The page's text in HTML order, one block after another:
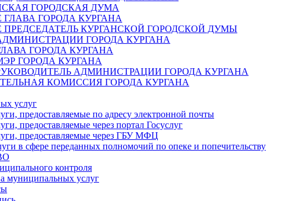
ГОРОДСКАЯ ДУМА
ГОРОДА КУРГАНА
КУРГАНСКОЙ ГОРОДСКОЙ ДУМЫ
ГОРОДА КУРГАНА
ГОРОДА КУРГАНА
ГОРОДА КУРГАНА
АДМИНИСТРАЦИИ ГОРОДА КУРГАНА
КОМИССИЯ ГОРОДА КУРГАНА
услуг
предоставляемые по адресу электронной почты
предоставляемые через портал Госуслуг
предоставляемые через ГБУ МФЦ
в сфере переданных полномочий по опеке и попечительству
контроля
муниципальных услуг